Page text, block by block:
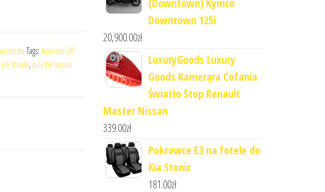
Tags: hyundai i20
jak dziala, porshe taycan
(Downtown) Kymco
Downtown 125i
20,900.00zł
LuxuryGoods Luxury
Goods Kamerąra Cofania
Światło Stop Renault
Master Nissan
339.00zł
Pokrowce E3 na fotele do
Kia Stonic
181.00zł